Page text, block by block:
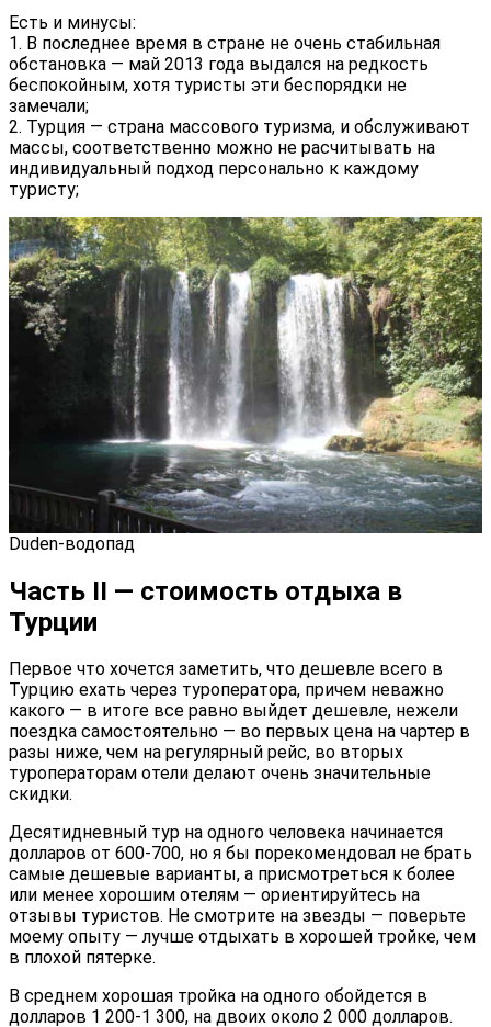
Есть и минусы:
1. В последнее время в стране не очень стабильная
обстановка — май 2013 года выдался на редкость
беспокойным, хотя туристы эти беспорядки не
замечали;
2. Турция — страна массового туризма, и обслуживают
массы, соответственно можно не расчитывать на
индивидуальный подход персонально к каждому
туристу;
Duden-водопад
Часть II — стоимость отдыха в
Турции
Первое что хочется заметить, что дешевле всего в
Турцию ехать через туроператора, причем неважно
какого — в итоге все равно выйдет дешевле, нежели
поездка самостоятельно — во первых цена на чартер в
разы ниже, чем на регулярный рейс, во вторых
туроператорам отели делают очень значительные
скидки.
Десятидневный тур на одного человека начинается
долларов от 600-700, но я бы порекомендовал не брать
самые дешевые варианты, а присмотреться к более
или менее хорошим отелям — ориентируйтесь на
отзывы туристов. Не смотрите на звезды — поверьте
моему опыту — лучше отдыхать в хорошей тройке, чем
в плохой пятерке.
В среднем хорошая тройка на одного обойдется в
долларов 1 200-1 300, на двоих около 2 000 долларов.